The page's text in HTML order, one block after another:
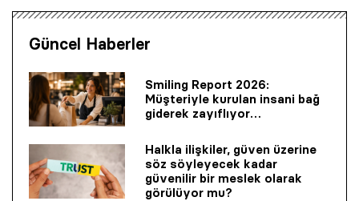
Güncel Haberler
Smiling Report 2026:
Müşteriyle kurulan insani bağ
giderek zayıflıyor…
Halkla ilişkiler, güven üzerine
söz söyleyecek kadar
güvenilir bir mes­lek olarak
görülüyor mu?